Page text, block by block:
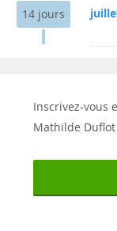
14 jours
Inscrivez-vous
Mathilde Duflot